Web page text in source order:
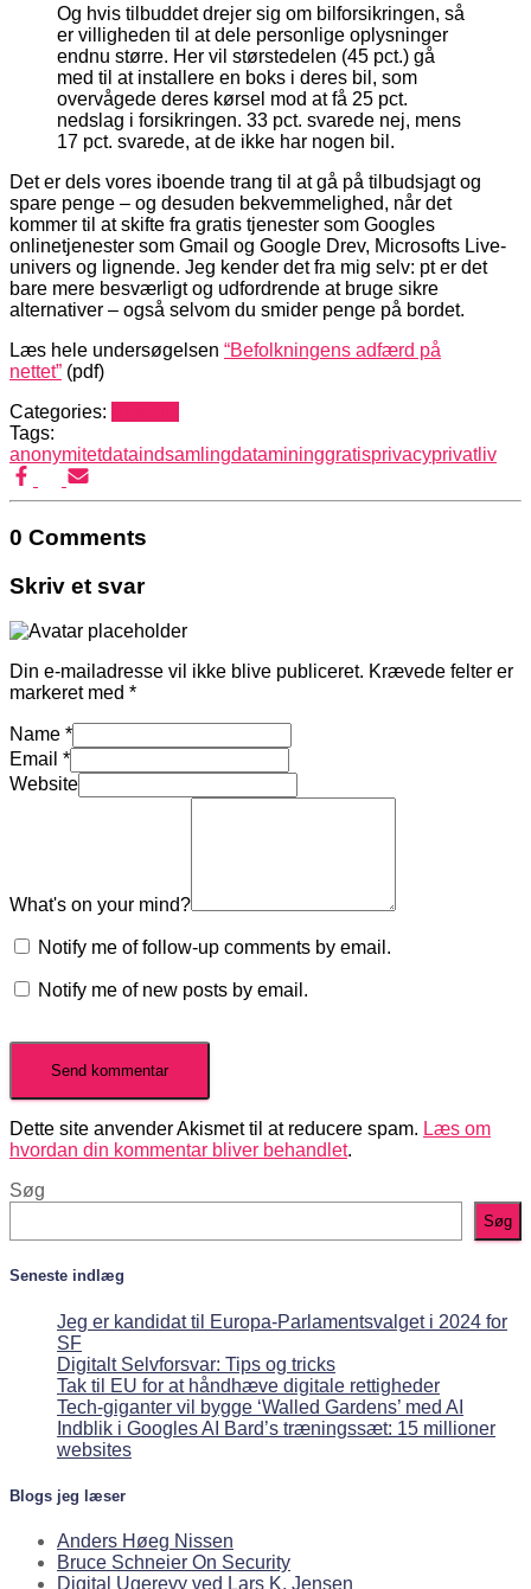
Og hvis tilbuddet drejer sig om bilforsikringen, så
er villigheden til at dele personlige oplysninger
endnu større. Her vil størstedelen (45 pct.) gå
med til at installere en boks i deres bil, som
overvågede deres kørsel mod at få 25 pct.
nedslag i forsikringen. 33 pct. svarede nej, mens
17 pct. svarede, at de ikke har nogen bil.
Det er dels vores iboende trang til at gå på tilbudsjagt og
spare penge – og desuden bekvemmelighed, når det
kommer til at skifte fra gratis tjenester som Googles
onlinetjenester som Gmail og Google Drev, Microsofts Live-
univers og lignende. Jeg kender det fra mig selv: pt er det
bare mere besværligt og udfordrende at bruge sikre
alternativer – også selvom du smider penge på bordet.
Læs hele undersøgelsen “Befolkningens adfærd på
nettet” (pdf)
Categories:
Tags:
anonymitetdataindsamlingdatamininggratisprivacyprivatliv
0 Comments
Skriv et svar
Din e-mailadresse vil ikke blive publiceret. Krævede felter er
markeret med *
Name *
Email *
Website
What's on your mind?
Notify me of follow-up comments by email.
Notify me of new posts by email.
Dette site anvender Akismet til at reducere spam. Læs om
hvordan din kommentar bliver behandlet.
Søg
Søg
Seneste indlæg
Jeg er kandidat til Europa-Parlamentsvalget i 2024 for
SF
Digitalt Selvforsvar: Tips og tricks
Tak til EU for at håndhæve digitale rettigheder
Tech-giganter vil bygge ‘Walled Gardens’ med AI
Indblik i Googles AI Bard’s træningssæt: 15 millioner
websites
Blogs jeg læser
Anders Høeg Nissen
Bruce Schneier On Security
Digital Ugerevy ved Lars K. Jensen